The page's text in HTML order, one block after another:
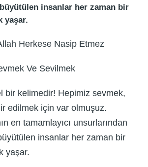
insanlar her zaman bir
yaşar.
Herkese Nasip Etmez
Ve Sevilmek
bir kelimedir! Hepimiz sevmek,
edilmek için var olmuşuz.
en tamamlayıcı unsurlarından
insanlar her zaman bir
yaşar.